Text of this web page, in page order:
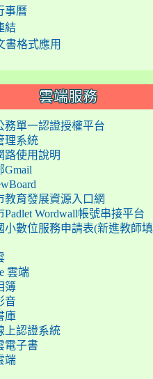
事曆
結
書格式應用
雲端服務
務單一認證授權平台
理系統
路使用說明
Gmail
教育發展資源入口網
Padlet Wordwall帳號串接平台
小數位服務申請表(新進教師填
雲端
簿
音
庫
上認證系統
電子書
端